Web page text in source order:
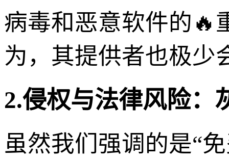
病毒和恶意软件的🔥
为，其提供者也极少
2.侵权与法律风险：
虽然我们强调的是“